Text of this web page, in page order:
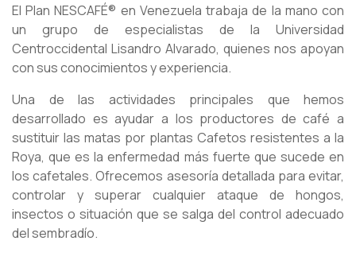
El Plan NESCAFÉ® en Venezuela trabaja de la mano con
un grupo de especialistas de la Universidad
Centroccidental Lisandro Alvarado, quienes nos apoyan
con sus conocimientos y experiencia.
Una de las actividades principales que hemos
desarrollado es ayudar a los productores de café a
sustituir las matas por plantas Cafetos resistentes a la
Roya, que es la enfermedad más fuerte que sucede en
los cafetales. Ofrecemos asesoría detallada para evitar,
controlar y superar cualquier ataque de hongos,
insectos o situación que se salga del control adecuado
del sembradío.